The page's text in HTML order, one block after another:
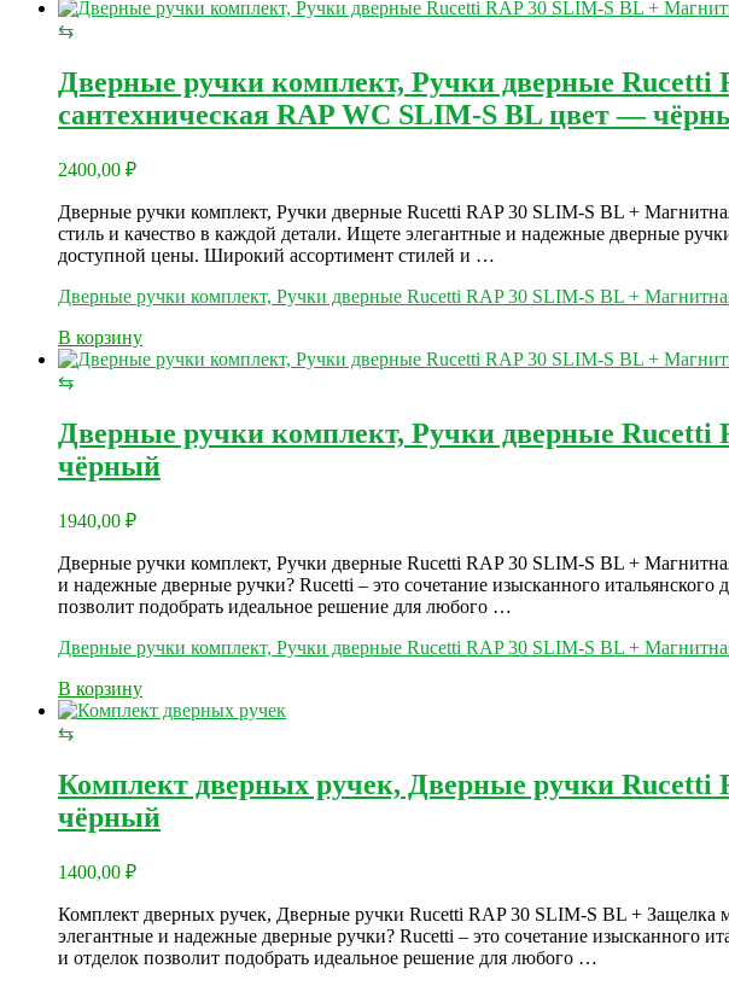
⇆
Дверные ручки комплект, Ручки дверные Rucetti
сантехническая RAP WC SLIM-S BL цвет —
2400,00 ₽
Дверные ручки комплект, Ручки дверные Rucetti RAP 30 SLIM-S BL +
стиль и качество в каждой детали. Ищете элегантные и надежные дверные
доступной цены. Широкий ассортимент стилей и …
Дверные ручки комплект, Ручки дверные Rucetti RAP 30 SLIM-S BL +
В корзину
⇆
Дверные ручки комплект, Ручки дверные
чёрный
1940,00 ₽
Дверные ручки комплект, Ручки дверные Rucetti RAP 30 SLIM-S BL +
и надежные дверные ручки? Rucetti – это сочетание изысканного
позволит подобрать идеальное решение для любого …
Дверные ручки комплект, Ручки дверные Rucetti RAP 30 SLIM-S BL +
В корзину
⇆
Комплект дверных ручек, Дверные ручки
чёрный
1400,00 ₽
Комплект дверных ручек, Дверные ручки Rucetti RAP 30 SLIM-S BL +
элегантные и надежные дверные ручки? Rucetti – это сочетание изысканного
и отделок позволит подобрать идеальное решение для любого …